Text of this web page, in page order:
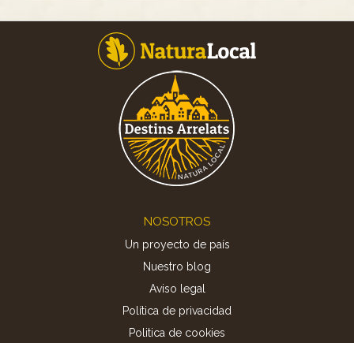
NOSOTROS
Un proyecto de país
Nuestro blog
Aviso legal
Política de privacidad
Politica de cookies